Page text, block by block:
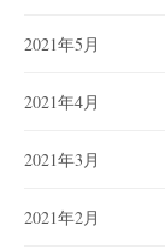
2021年5月
2021年4月
2021年3月
2021年2月